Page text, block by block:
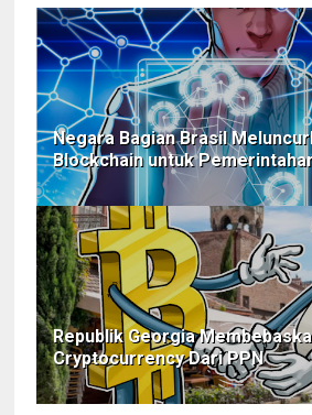
Negara Bagian Brasil
Blockchain untuk
Republik Georgia
Cryptocurrency Dari PPN